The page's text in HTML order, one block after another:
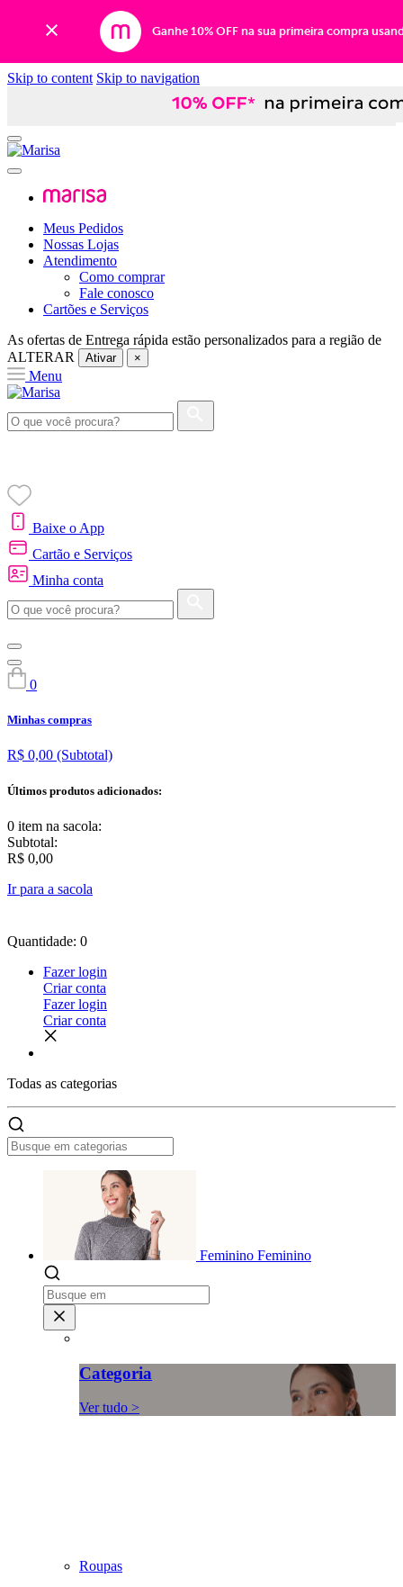
Ganhe 10% OFF na sua primeira compra
Skip to content Skip to navigation
Meus Pedidos
Nossas Lojas
Atendimento
Como comprar
Fale conosco
Cartões e Serviços
As ofertas de Entrega rápida estão personalizados para a região de
ALTERAR
Ativar ×
Menu
Baixe o App
Cartão e Serviços
Minha conta
0
Minhas compras
R$ 0,00 (Subtotal)
Últimos produtos adicionados:
0 item na sacola:
Subtotal:
R$ 0,00
Ir para a sacola
Quantidade: 0
Fazer login
Criar conta
Fazer login
Criar conta
Todas as categorias
Feminino Feminino
Categoria
Ver tudo >
Roupas